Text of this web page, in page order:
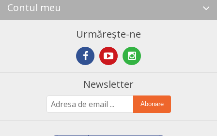
Contul meu
Urmărește-ne
Newsletter
Abonare